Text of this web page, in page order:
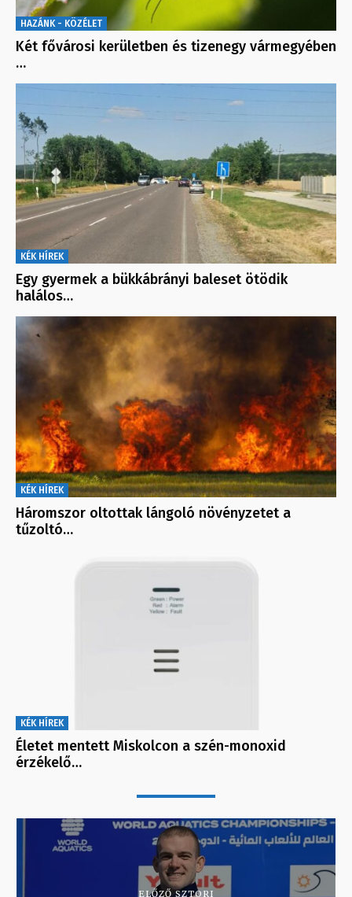
HAZÁNK - KÖZÉLET
Két fővárosi kerületben és tizenegy vármegyében
…
KÉK HÍREK
Egy gyermek a bükkábrányi baleset ötödik
halálos…
KÉK HÍREK
Háromszor oltottak lángoló növényzetet a
tűzoltó…
KÉK HÍREK
Életet mentett Miskolcon a szén-monoxid
érzékelő…
ELŐZŐ SZTORI